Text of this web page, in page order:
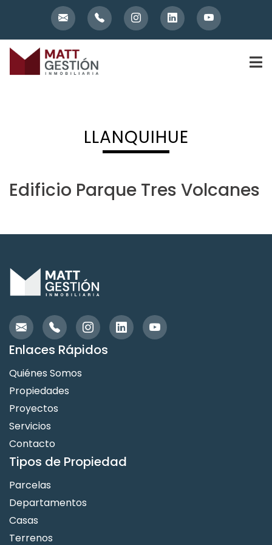
Skip
content
LLANQUIHUE
Edificio Parque Tres Volcanes
Enlaces Rápidos
Quiénes Somos
Propiedades
Proyectos
Servicios
Contacto
Tipos de Propiedad
Parcelas
Departamentos
Casas
Terrenos